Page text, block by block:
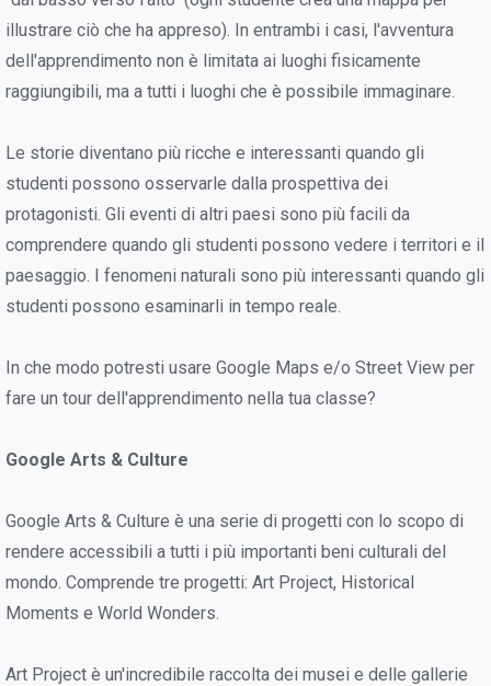
illustrare ciò che ha appreso). In entrambi i casi, l'avventura
dell'apprendimento non è limitata ai luoghi fisicamente
raggiungibili, ma a tutti i luoghi che è possibile immaginare.
Le storie diventano più ricche e interessanti quando gli
studenti possono osservarle dalla prospettiva dei
protagonisti. Gli eventi di altri paesi sono più facili da
comprendere quando gli studenti possono vedere i territori e il
paesaggio. I fenomeni naturali sono più interessanti quando gli
studenti possono esaminarli in tempo reale.
In che modo potresti usare Google Maps e/o Street View per
fare un tour dell'apprendimento nella tua classe?
Google Arts & Culture
Google Arts & Culture è una serie di progetti con lo scopo di
rendere accessibili a tutti i più importanti beni culturali del
mondo. Comprende tre progetti: Art Project, Historical
Moments e World Wonders.
Art Project è un'incredibile raccolta dei musei e delle gallerie